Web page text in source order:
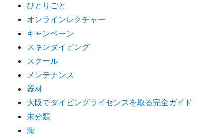
ひとりごと
オンラインレクチャー
キャンペーン
スキンダイビング
スクール
メンテナンス
器材
大阪でダイビングライセンスを取る完全ガイド
未分類
海